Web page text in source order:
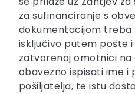
za sufinanciranje s
dokumentacijom treba
isključivo putem pošte
zatvorenoj omotnici
obavezno ispisati ime i
pošiljatelja, te istu